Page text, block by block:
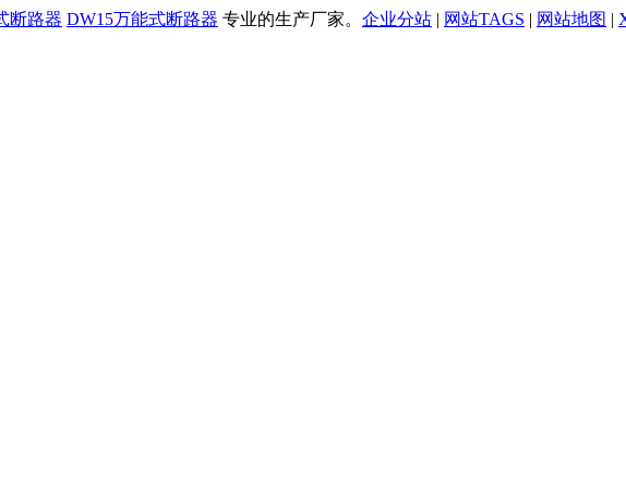
断路器 DW15万能式断路器 专业的生产厂家。 企业分站 | 网站TAGS | 网站地图 |